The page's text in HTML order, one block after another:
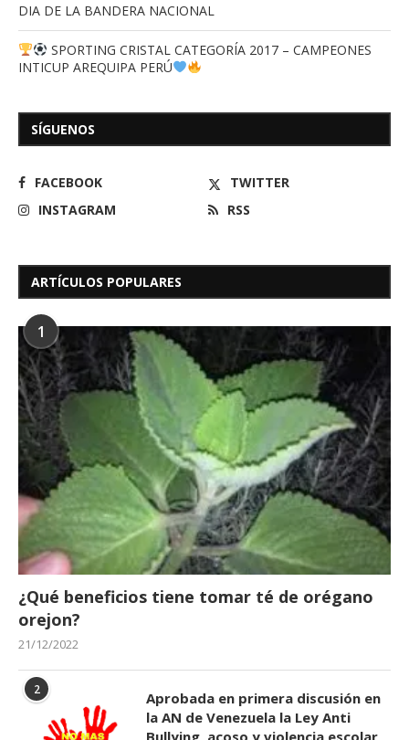
DIA DE LA BANDERA NACIONAL
SPORTING CRISTAL CATEGORÍA 2017 – CAMPEONES
INTICUP AREQUIPA PERÚ
SÍGUENOS
FACEBOOK
TWITTER
INSTAGRAM
RSS
ARTÍCULOS POPULARES
1
¿Qué beneficios tiene tomar té de orégano
orejon?
21/12/2022
2
Aprobada en primera discusión en
la AN de Venezuela la Ley Anti
Bullying, acoso y violencia escolar